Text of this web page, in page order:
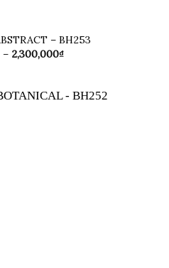
– BH253
– 2,300,000₫Khoảng
đến
2,300,000₫